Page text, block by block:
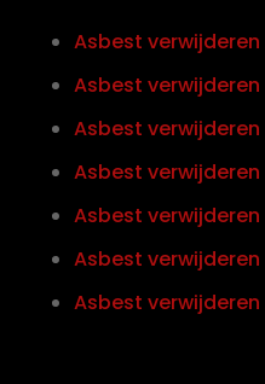
Asbest
Asbest verwijderen
Asbest
Asbest verwijderen
Asbest
Asbest
Asbest verwijderen